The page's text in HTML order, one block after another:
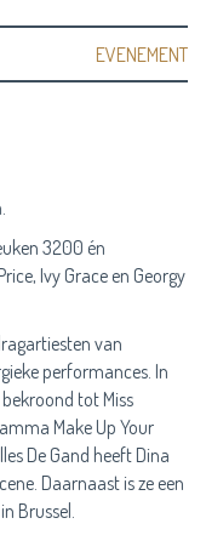
EVENEMENT
3200 én
Ivy Grace en Georgy
van
performances. In
tot Miss
Make Up Your
De Gand heeft Dina
Daarnaast is ze een
Brussel.